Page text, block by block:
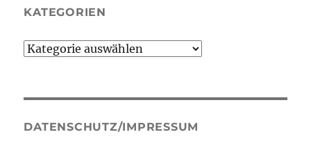
KATEGORIEN
Kategorien
DATENSCHUTZ/IMPRESSUM